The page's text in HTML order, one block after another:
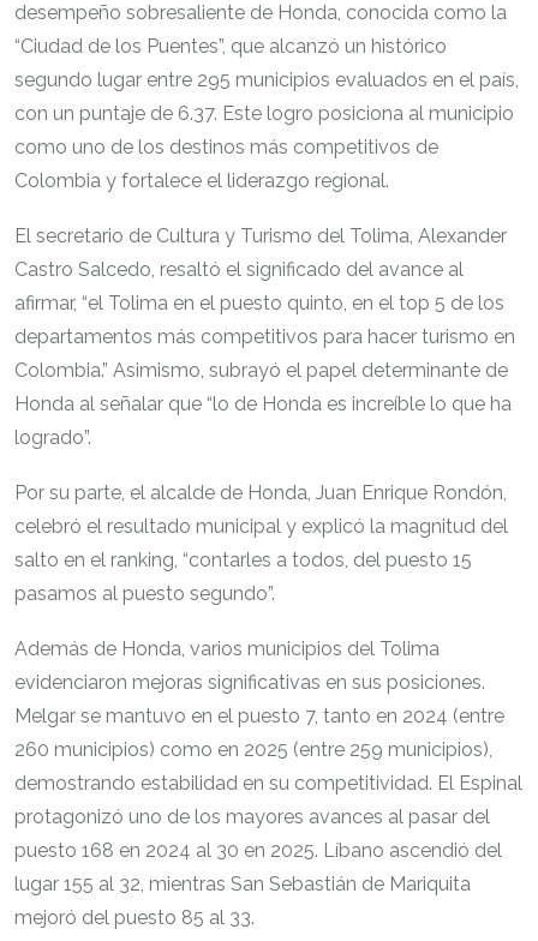
desempeño sobresaliente de Honda, conocida como la
“Ciudad de los Puentes”, que alcanzó un histórico
segundo lugar entre 295 municipios evaluados en el país,
con un puntaje de 6.37. Este logro posiciona al municipio
como uno de los destinos más competitivos de
Colombia y fortalece el liderazgo regional.
El secretario de Cultura y Turismo del Tolima, Alexander
Castro Salcedo, resaltó el significado del avance al
afirmar, “el Tolima en el puesto quinto, en el top 5 de los
departamentos más competitivos para hacer turismo en
Colombia.” Asimismo, subrayó el papel determinante de
Honda al señalar que “lo de Honda es increíble lo que ha
logrado”.
Por su parte, el alcalde de Honda, Juan Enrique Rondón,
celebró el resultado municipal y explicó la magnitud del
salto en el ranking, “contarles a todos, del puesto 15
pasamos al puesto segundo”.
Además de Honda, varios municipios del Tolima
evidenciaron mejoras significativas en sus posiciones.
Melgar se mantuvo en el puesto 7, tanto en 2024 (entre
260 municipios) como en 2025 (entre 259 municipios),
demostrando estabilidad en su competitividad. El Espinal
protagonizó uno de los mayores avances al pasar del
puesto 168 en 2024 al 30 en 2025. Líbano ascendió del
lugar 155 al 32, mientras San Sebastián de Mariquita
mejoró del puesto 85 al 33.